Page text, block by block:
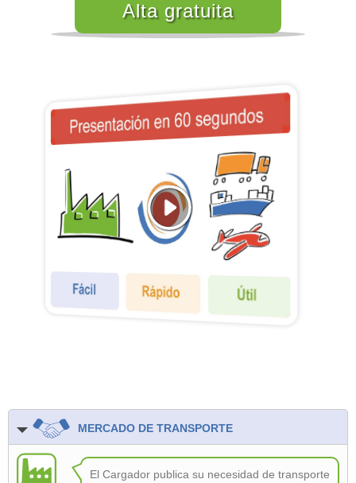
Alta gratuita
MERCADO DE TRANSPORTE
El Cargador publica su necesidad de transporte